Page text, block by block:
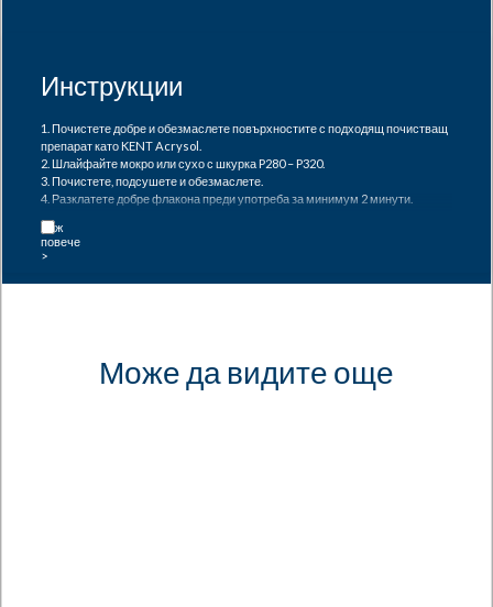
Инструкции
1. Почистете добре и обезмаслете повърхностите с подходящ почистващ
препарат като KENT Acrysol.
2. Шлайфайте мокро или сухо с шкурка P280 – P320.
3. Почистете, подсушете и обезмаслете.
4. Разклатете добре флакона преди употреба за минимум 2 минути.
6. Оставете 3 – 5 минути време за изпаряване между слоевете.
7. Оставете 10 – 20 минути преди нанасяне на следващия слой.
Може да видите още